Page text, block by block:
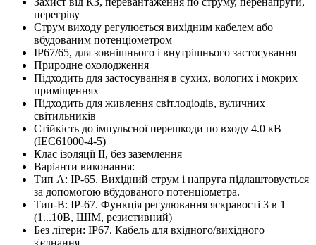
перегріву
Струм виходу регулюється вихідним кабелем або
вбудованим потенціометром
IP67/65, для зовнішнього і внутрішнього застосування
Природне охолодження
Підходить для застосування в сухих, вологих і мокрих
приміщеннях
Підходить для живлення світлодіодів, вуличних
світильників
Стійкість до імпульсної перешкоди по входу 4.0 кВ
(IEC61000-4-5)
Клас ізоляції II, без заземлення
Варіанти виконання:
Тип А: IP-65. Вихідний струм і напруга підлаштовується
за допомогою вбудованого потенціометра.
Тип-B: IP-67. Функція регулювання яскравості 3 в 1
(1...10В, ШІМ, резистивний)
Без літери: IP67. Кабель для вхідного/вихідного
з'єднання